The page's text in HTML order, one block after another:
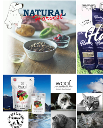
阪急ハロードッグ
プロバイオデンタルPet
ビィ・ナチュラル be-NatuRal
ヒマラヤ ドッグ チーズ チュ
ファープラスト 歯みがきガム
フィッシュ4 ペットフード正